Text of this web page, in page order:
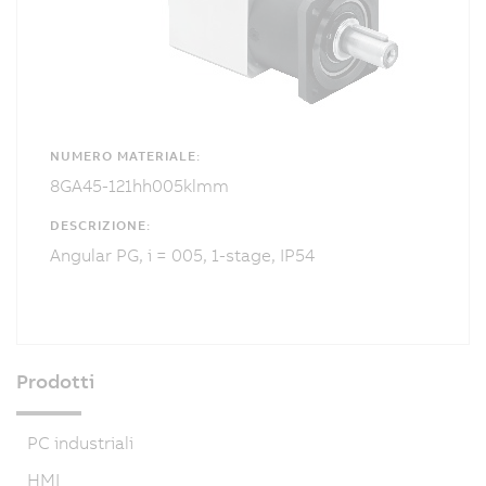
NUMERO MATERIALE:
8GA45-121hh005klmm
DESCRIZIONE:
Angular PG, i = 005, 1-stage, IP54
Prodotti
PC industriali
HMI